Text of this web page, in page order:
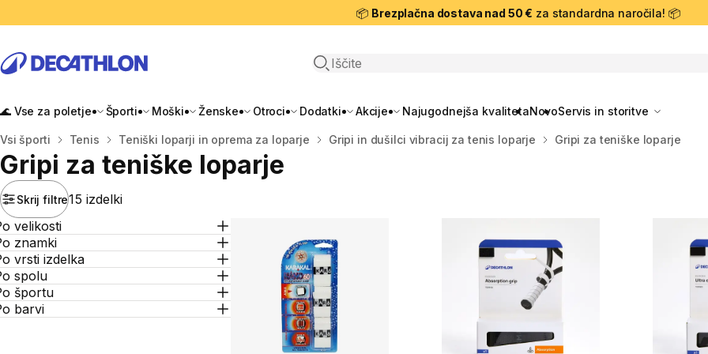
📦 Brezplačna dostava nad 50 € za standardna naročila! 📦
Odpri iskanje
🌊 Vse za poletje Športi Moški Ženske Otroci Dodatki Akcije Najugodnejša kvalitetaNovoServis in storitve
Domov
Vsi športi Tenis Teniški loparji in oprema za loparje Gripi in dušilci vibracij za tenis loparje Gripi za teniške loparje
Gripi za teniške loparje
Skrij filtre15 izdelki
velikosti
znamki
vrsti izdelka
spolu
športu
barvi